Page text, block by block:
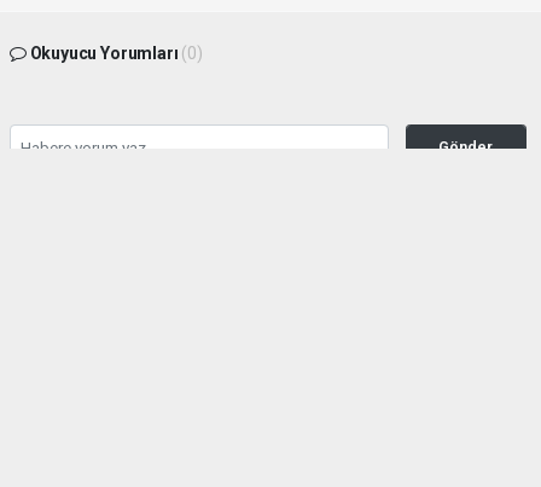
Okuyucu Yorumları (0)
Gönder